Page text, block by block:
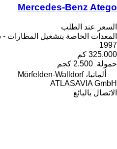
Mercedes-Benz Atego
السعر عند الطلب
المعدات الخاصة بتشغيل المطارات -
1997
325.000 كم
حمولة 2.500 كجم
ألمانيا، Mörfelden-Walldorf
ATLASAVIA GmbH
الاتصال بالبائع